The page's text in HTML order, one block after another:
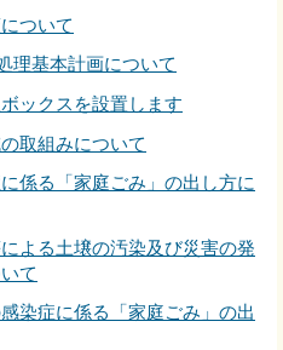
ついて
理基本計画について
ックスを設置します
取組みについて
係る「家庭ごみ」の出し方に
よる土壌の汚染及び災害の発
て
染症に係る「家庭ごみ」の出